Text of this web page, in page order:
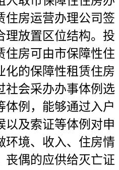
住房运营办理公司签
理放置区位结构。投
住房可由市保障性住
化的保障性租赁住房
社会采办办事体例选
体例，能够通过入户
以及索证等体例对申
环境、收入、住房情
丧偶的应供给灭亡证